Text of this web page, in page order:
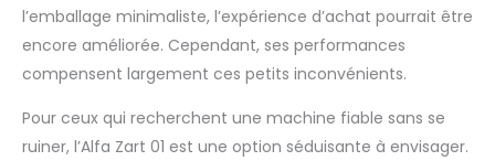
l’emballage minimaliste, l’expérience d’achat pourrait être
encore améliorée. Cependant, ses performances
compensent largement ces petits inconvénients.
Pour ceux qui recherchent une machine fiable sans se
ruiner, l’Alfa Zart 01 est une option séduisante à envisager.